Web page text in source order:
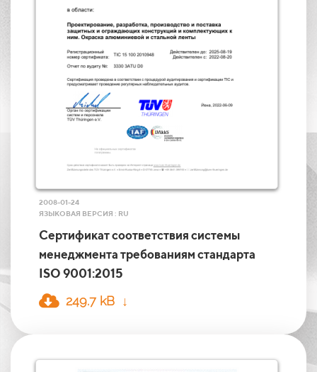
2008-01-24
ЯЗЫКОВАЯ ВЕРСИЯ : RU
Сертификат соответствия системы
менеджмента требованиям стандарта
ISO 9001:2015
249.7 kB ↓